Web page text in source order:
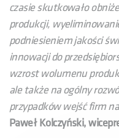
czasie skutkowało
produkcji,
podniesieniem jakości
innowacji do
wzrost wolumenu
ale także na ogólny
przypadków wejść firm
Paweł Kolczyński,